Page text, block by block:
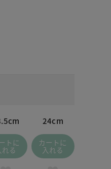
トに
れる
24cm
カートに
入れる